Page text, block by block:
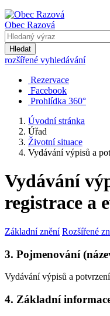
Obec Razová
Hledat
rozšířené vyhledávání
Rezervace
Facebook
Prohlídka 360°
Úvodní stránka
Úřad
Životní situace
Vydávání výpisů a
Vydávání
registrace a
Základní znění Rozšířené
3. Pojmenování
Vydávání výpisů a
4. Základní